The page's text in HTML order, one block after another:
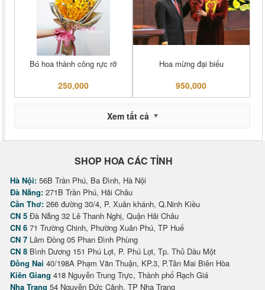
Bó hoa thành công rực rỡ
250,000
Hoa mừng đại biểu
950,000
Xem tất cả
SHOP HOA CÁC TỈNH
Hà Nội: 56B Trần Phú, Ba Đình, Hà Nội
Đà Nẵng: 271B Trần Phú, Hải Châu
Cần Thơ: 266 đường 30/4, P. Xuân khánh, Q.Ninh Kiều
CN 5 Đà Nẵng 32 Lê Thanh Nghị, Quận Hải Châu
CN 6 71 Trường Chinh, Phường Xuân Phú, TP Huế
CN 7 Lâm Đồng 05 Phan Đình Phùng
CN 8 Bình Dương 151 Phú Lợi, P. Phú Lợi, Tp. Thủ Dầu Một
Đồng Nai 40/198A Phạm Văn Thuận, KP.3, P.Tân Mai Biên Hòa
Kiên Giang 418 Nguyễn Trung Trực, Thành phố Rạch Giá
Nha Trang 54 Nguyễn Đức Cảnh, TP Nha Trang